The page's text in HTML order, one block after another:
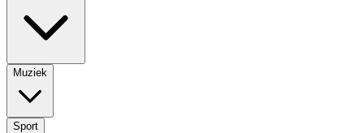
Muziek
Sport